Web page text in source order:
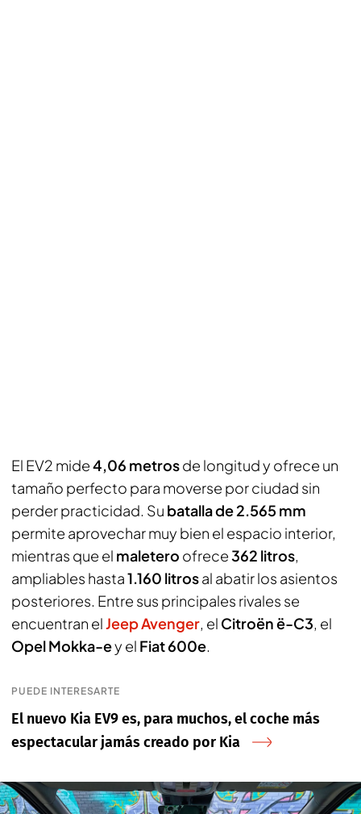
El EV2 mide4,06 metrosde longitud y ofrece un
tamaño perfecto para moverse por ciudad sin
perder practicidad. Su batalla de 2.565 mm
permite aprovechar muy bien el espacio interior,
mientras que el maletero ofrece362 litros,
ampliables hasta1.160 litrosal abatir los asientos
posteriores. Entre sus principales rivales se
encuentran elJeep Avenger, el Citroën ë-C3, el
Opel Mokka-ey el Fiat 600e.
PUEDE INTERESARTE
El nuevo Kia EV9 es, para muchos, el coche más
espectacular jamás creado por Kia